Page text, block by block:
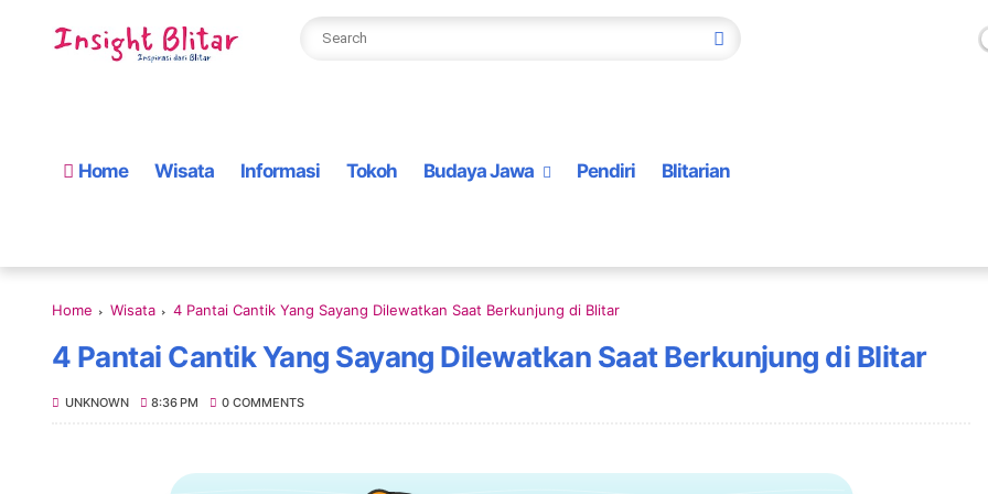
Home Wisata Informasi Tokoh Budaya Jawa Pendiri Blitarian
Home Wisata 4 Pantai Cantik Yang Sayang Dilewatkan Saat Berkunjung di Blitar
4 Pantai Cantik Yang Sayang Dilewatkan Saat Berkunjung di Blitar
UNKNOWN 8:36 PM 0 COMMENTS